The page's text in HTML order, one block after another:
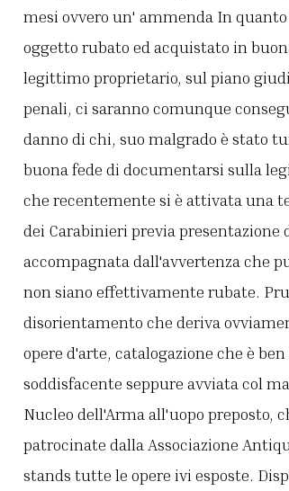
mesi ovvero un' ammenda In
oggetto rubato ed acquistato in
legittimo proprietario, sul piano
penali, ci saranno comunque
danno di chi, suo malgrado è stato
buona fede di documentarsi sulla
che recentemente si è attivata una
dei Carabinieri previa presentazione
accompagnata dall'avvertenza che
non siano effettivamente rubate.
disorientamento che deriva
opere d'arte, catalogazione che è
soddisfacente seppure avviata col
Nucleo dell'Arma all'uopo preposto,
patrocinate dalla Associazione
stands tutte le opere ivi esposte.